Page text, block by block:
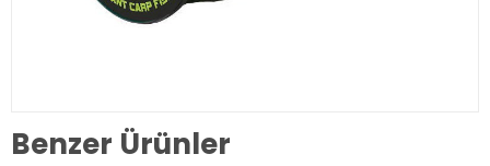
Benzer Ürünler